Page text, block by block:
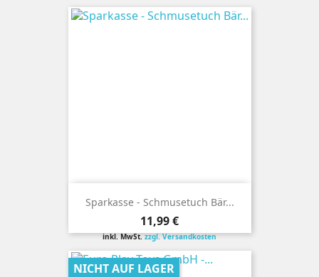
Sparkasse - Schmusetuch Bär...
Preis
11,99 €
inkl. MwSt.zzgl. Versandkosten
NICHT AUF LAGER